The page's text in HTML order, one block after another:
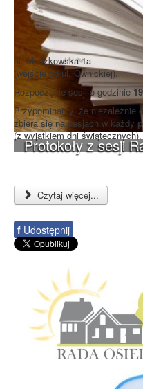
Protokoły z sesji
ul. Muszkowska 1a
(wejście od ul. Ownickiej).
Rozpoczęcie sesji o godzinie
Przypominamy, że niezależnie
zbiera się na sesjach w każdy
(z wyjątkiem dni świątecznych).
Czytaj więcej...
f Udostępnij